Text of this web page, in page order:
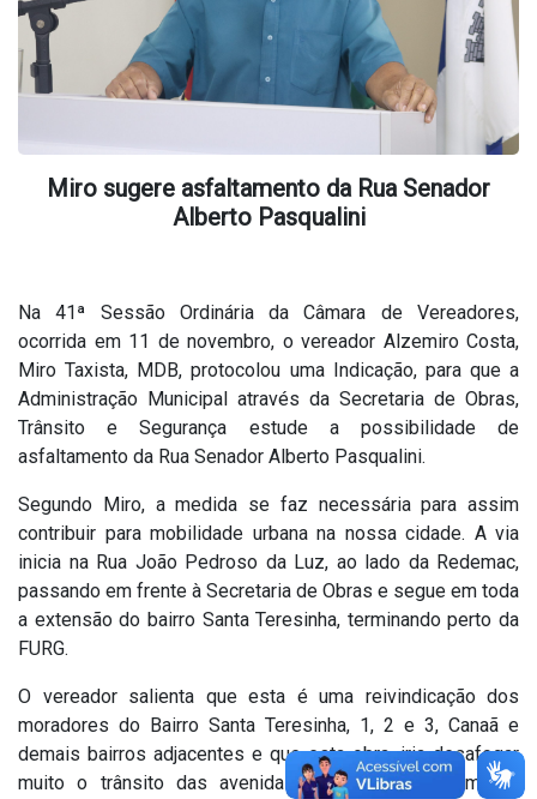
Miro sugere asfaltamento da Rua Senador
Alberto Pasqualini
Na 41ª Sessão Ordinária da Câmara de Vereadores,
ocorrida em 11 de novembro, o vereador Alzemiro Costa,
Miro Taxista, MDB, protocolou uma Indicação, para que a
Administração Municipal através da Secretaria de Obras,
Trânsito e Segurança estude a possibilidade de
asfaltamento da Rua Senador Alberto Pasqualini.
Segundo Miro, a medida se faz necessária para assim
contribuir para mobilidade urbana na nossa cidade. A via
inicia na Rua João Pedroso da Luz, ao lado da Redemac,
passando em frente à Secretaria de Obras e segue em toda
a extensão do bairro Santa Teresinha, terminando perto da
FURG.
O vereador salienta que esta é uma reivindicação dos
moradores do Bairro Santa Teresinha, 1, 2 e 3, Canaã e
demais bairros adjacentes e que esta obra, iria desafogar
muito o trânsito das avenidas centrais que levam até